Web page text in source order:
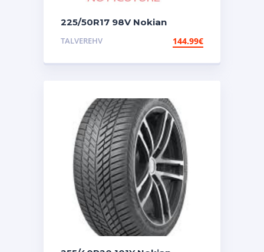
225/50R17 98V Nokian
TALVEREHV 144.99€